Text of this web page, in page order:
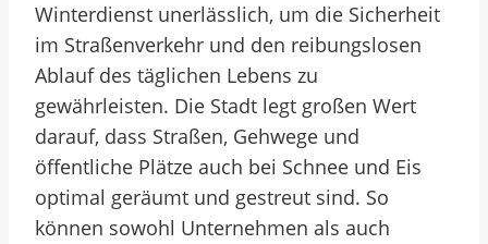
Winterdienst unerlässlich, um die Sicherheit
im Straßenverkehr und den reibungslosen
Ablauf des täglichen Lebens zu
gewährleisten. Die Stadt legt großen Wert
darauf, dass Straßen, Gehwege und
öffentliche Plätze auch bei Schnee und Eis
optimal geräumt und gestreut sind. So
können sowohl Unternehmen als auch